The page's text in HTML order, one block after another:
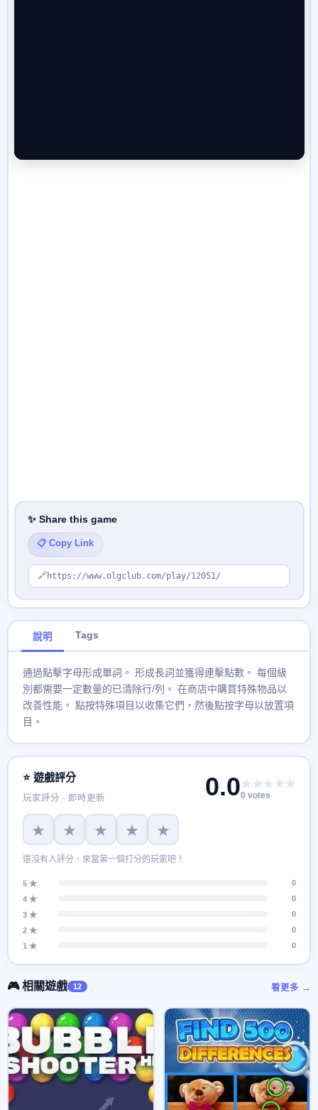
✨ Share this game
📋 Copy Link
🔗 https://www.olgclub.com/play/12051/
說明 Tags
通過點擊字母形成單詞。 形成長詞並獲得連擊點數。 每個級
別都需要一定數量的已清除行/列。 在商店中購買特殊物品以
改善性能。 點按特殊項目以收集它們，然後點按字母以放置項
目。
⭐ 遊戲評分
玩家評分 · 即時更新 0.0★★★★★
0 votes
★ ★ ★ ★ ★
還沒有人評分，來當第一個打分的玩家吧！
5 ★
0
4 ★
0
3 ★
0
2 ★
0
1 ★
0
🎮 相關遊戲 12 看更多 →